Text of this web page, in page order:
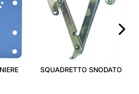
SQUADRETTO SNODATO